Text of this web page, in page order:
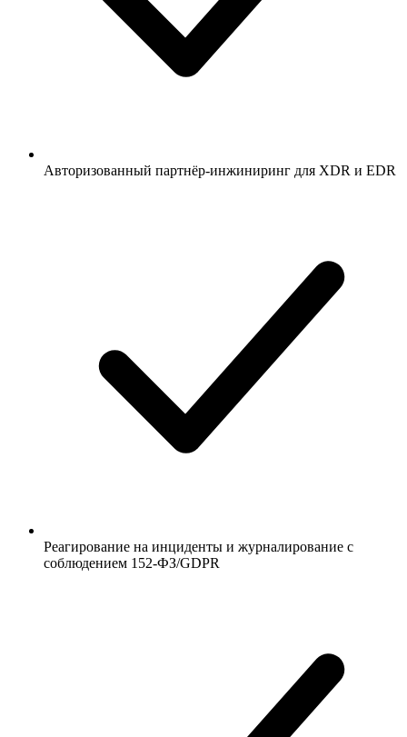
Авторизованный партнёр-инжиниринг для XDR и EDR
Реагирование на инциденты и журналирование с
соблюдением 152-ФЗ/GDPR